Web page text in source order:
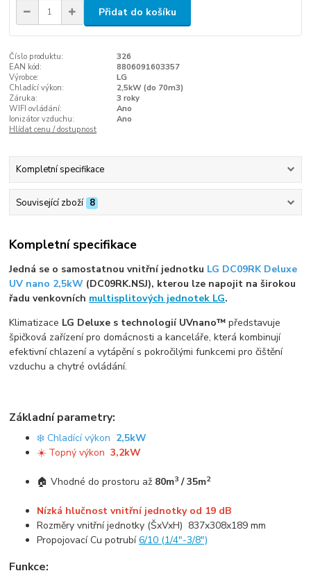
Přidat do košíku
Číslo produktu:
326
EAN kód:
8806091603357
Výrobce:
LG
Chladící výkon:
2,5kW (do 70m3)
Záruka:
3 roky
WIFI ovládání:
Ano
Ionizátor vzduchu:
Ano
Hlídat cenu / dostupnost
Kompletní specifikace
Související zboží 8
Kompletní specifikace
Jedná se o samostatnou vnitřní jednotku LG DC09RK Deluxe
UV nano 2,5kW (DC09RK.NSJ), kterou lze napojit na širokou
řadu venkovních multisplitových jednotek LG.
Klimatizace LG Deluxe s technologií UVnano™ představuje
špičková zařízení pro domácnosti a kanceláře, která kombinují
efektivní chlazení a vytápění s pokročilými funkcemi pro čištění
vzduchu a chytré ovládání.
Základní parametry:
❄️ Chladící výkon 2,5kW
☀️ Topný výkon3,2kW
🏠 Vhodné do prostoru až 80m3 / 35m2
Nízká hlučnost vnitřní jednotky od 19 dB
Rozměry vnitřní jednotky (ŠxVxH) 837x308x189 mm
Propojovací Cu potrubí6/10 (1/4"-3/8")
Funkce: